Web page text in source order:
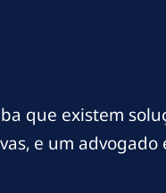
que existem
e um advogado